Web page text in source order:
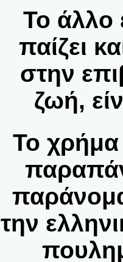
Το άλλο
παίζει
στην
ζωή,
Το χρήμα
την